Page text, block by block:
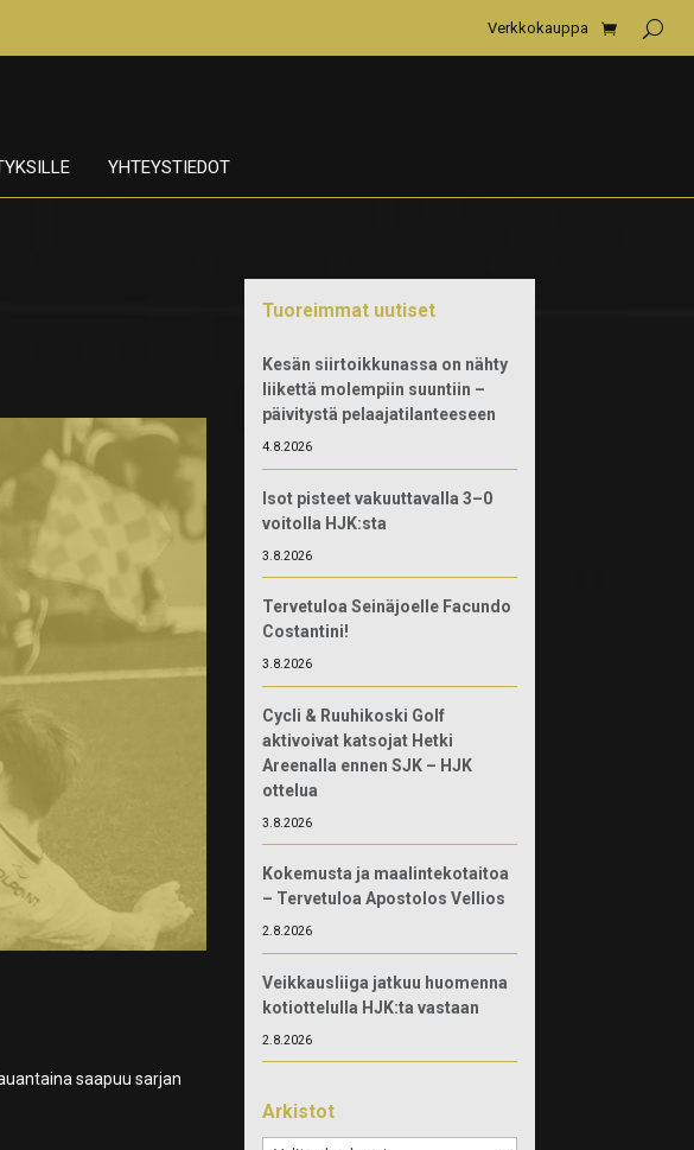
Verkkokauppa
YHTEYSTIEDOT
saapuu sarjan
Tuoreimmat uutiset
Kesän siirtoikkunassa on nähty
liikettä molempiin suuntiin –
päivitystä pelaajatilanteeseen
4.8.2026
Isot pisteet vakuuttavalla 3–0
voitolla HJK:sta
3.8.2026
Tervetuloa Seinäjoelle Facundo
Costantini!
3.8.2026
Cycli & Ruuhikoski Golf
aktivoivat katsojat Hetki
Areenalla ennen SJK – HJK
ottelua
3.8.2026
Kokemusta ja maalintekotaitoa
– Tervetuloa Apostolos Vellios
2.8.2026
Veikkausliiga jatkuu huomenna
kotiottelulla HJK:ta vastaan
2.8.2026
Arkistot